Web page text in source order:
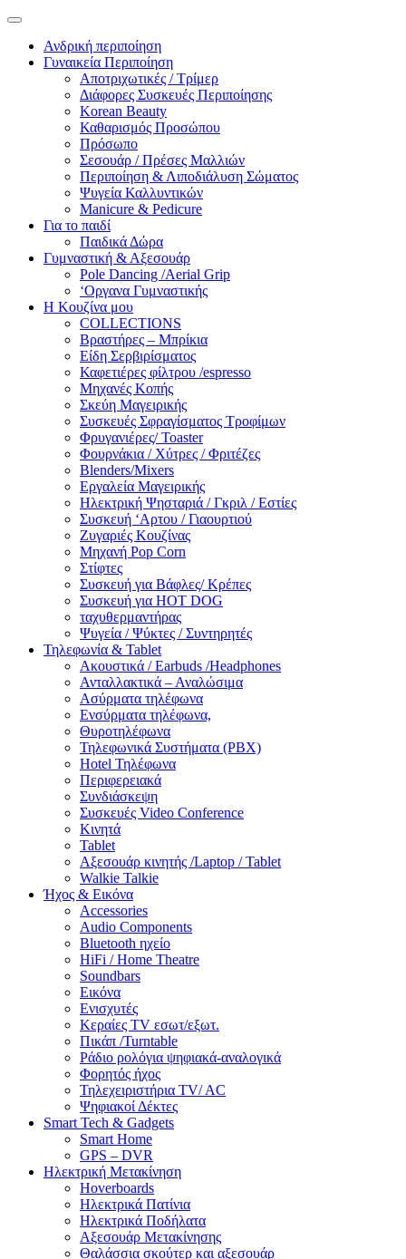
Ανδρική περιποίηση
Γυναικεία Περιποίηση
Αποτριχωτικές / Τρίμερ
Διάφορες Συσκευές Περιποίησης
Korean Beauty
Καθαρισμός Προσώπου
Πρόσωπο
Σεσουάρ / Πρέσες Μαλλιών
Περιποίηση & Λιποδιάλυση Σώματος
Ψυγεία Καλλυντικών
Manicure & Pedicure
Για το παιδί
Παιδικά Δώρα
Γυμναστική & Αξεσουάρ
Pole Dancing /Aerial Grip
‘Οργανα Γυμναστικής
Η Κουζίνα μου
COLLECTIONS
Βραστήρες – Μπρίκια
Είδη Σερβιρίσματος
Καφετιέρες φίλτρου /espresso
Μηχανές Κοπής
Σκεύη Μαγειρικής
Συσκευές Σφραγίσματος Τροφίμων
Φρυγανιέρες/ Toaster
Φουρνάκια / Χύτρες / Φριτέζες
Blenders/Mixers
Εργαλεία Μαγειρικής
Ηλεκτρική Ψησταριά / Γκριλ / Eστίες
Συσκευή ‘Αρτου / Γιαουρτιού
Ζυγαριές Κουζίνας
Μηχανή Pop Corn
Στίφτες
Συσκευή για Βάφλες/ Κρέπες
Συσκευή για HOT DOG
ταχυθερμαντήρας
Ψυγεία / Ψύκτες / Συντηρητές
Τηλεφωνία & Tablet
Ακουστικά / Earbuds /Headphones
Ανταλλακτικά – Αναλώσιμα
Ασύρματα τηλέφωνα
Ενσύρματα τηλέφωνα,
Θυροτηλέφωνα
Τηλεφωνικά Συστήματα (PBX)
Hotel Τηλέφωνα
Περιφερειακά
Συνδιάσκεψη
Συσκευές Video Conference
Κινητά
Tablet
Αξεσουάρ κινητής /Laptop / Tablet
Walkie Talkie
Ήχος & Εικόνα
Accessories
Audio Components
Bluetooth ηχείο
HiFi / Home Theatre
Soundbars
Εικόνα
Ενισχυτές
Κεραίες TV εσωτ/εξωτ.
Πικάπ /Turntable
Ράδιο ρολόγια ψηφιακά-αναλογικά
Φορητός ήχος
Τηλεχειριστήρια TV/ AC
Ψηφιακοί Δέκτες
Smart Tech & Gadgets
Smart Home
GPS – DVR
Ηλεκτρική Μετακίνηση
Hoverboards
Ηλεκτρικά Πατίνια
Ηλεκτρικά Ποδήλατα
Αξεσουάρ Μετακίνησης
Θαλάσσια σκούτερ και αξεσουάρ